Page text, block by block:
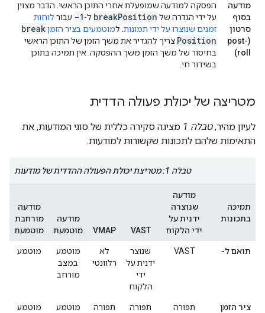
מודעה
בסוף
סרטון
(post-
roll)
הפסקה למודעה שמופעלת אחרי התוכן הראשי. הדבר מצוין
על ידי הגדרה של
breakPosition ל--1 עבור לוחות
זמנים שנוצרו על ידי תמונות . למוטמעים בציר הזמןbreak
Position צריך להגדיר את משך הזמן של התוכן הראשי
בחיסור של משך הזמן משך ההפסקה. אין תמיכה בתוכן
בשידור חי.
מטריצה של יכולת פעולה הדדית
לעיון מהיר,טבלה 1
מציגה סקירה כללית של סוגי המודעות, את
התאימות שלהם לתכונות שקשורות למודעות.
טבלה 1: מטריצת יכולת הפעולה ההדדית של מודעות
תמיכה
בתכונות
מודעה
שנוצרה
ידנית על
ידי הלקוח
VAST
VMAP
מודעה
מוטמעת
מודעה
מורחבת
מוטמעת
תואם ל- VAST
שנוצר
ידנית על
ידי
הלקוח
לא
רלוונטי
מוטמע
במצב
מורחב
מוטמע
ציר הזמן תפורה תפורה תפורה מוטמע מוטמע